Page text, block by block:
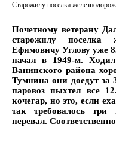
Cтарожилу поселка
Почетному ветерану
старожилу поселка
Ефимовичу Углову уже
начал в 1949-м.
Ванинского района
Тумнина они доедут за
паровоз пыхтел все
кочегар, но это, если
так требовалось три
перевал.